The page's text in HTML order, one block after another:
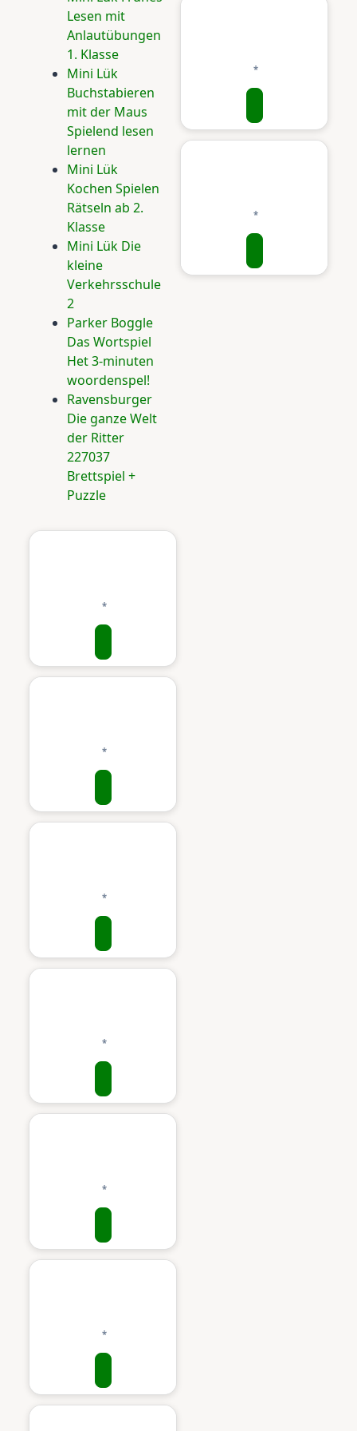
Lesen mit
Anlautübungen
1. Klasse
Mini Lük
Buchstabieren
mit der Maus
Spielend lesen
lernen
Mini Lük
Kochen Spielen
Rätseln ab 2.
Klasse
Mini Lük Die
kleine
Verkehrsschule
2
Parker Boggle
Das Wortspiel
Het 3-minuten
woordenspel!
Ravensburger
Die ganze Welt
der Ritter
227037
Brettspiel +
Puzzle